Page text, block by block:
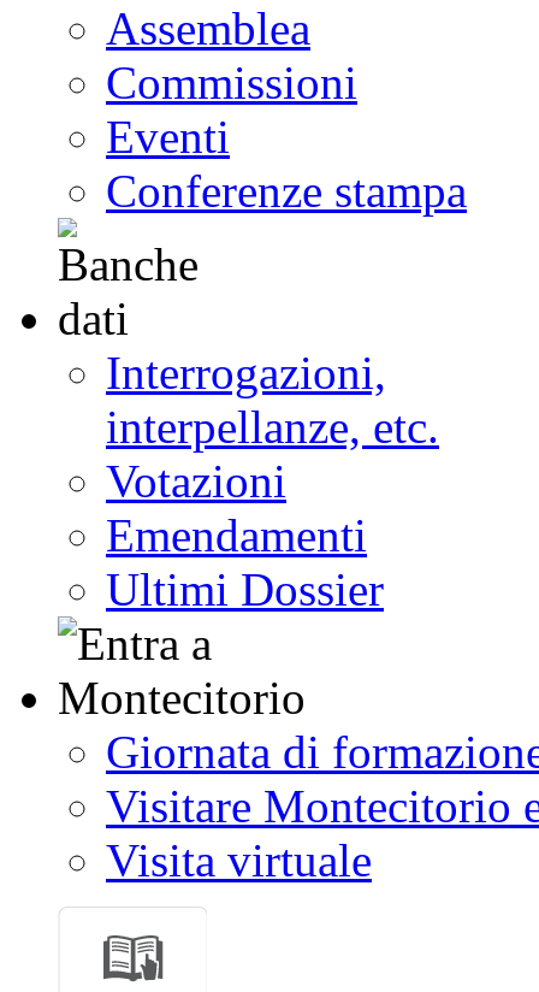
Assemblea
Commissioni
Eventi
Conferenze stampa
Interrogazioni,
interpellanze, etc.
Votazioni
Emendamenti
Ultimi Dossier
Giornata di
Visitare Montecitorio
Visita virtuale